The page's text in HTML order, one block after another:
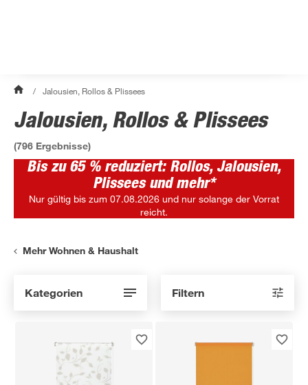
/ Jalousien, Rollos & Plissees
Jalousien, Rollos & Plissees
(796 Ergebnisse)
Bis zu 65 % reduziert: Rollos, Jalousien,
Plissees und mehr*
Nur gültig bis zum 07.08.2026 und nur solange der Vorrat
reicht.
Mehr Wohnen & Haushalt
Kategorien Filtern